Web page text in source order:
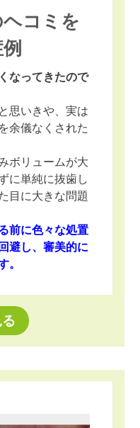
コミを
なってきたので
思いきや、実は
余儀なくされた
ボリュームが大
に単純に抜歯し
目に大きな問題
前に色々な処置
避し、審美的に
。